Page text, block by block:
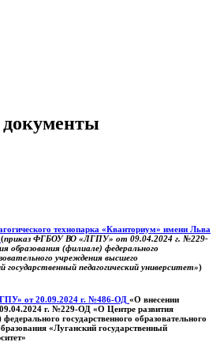
технопарка «Кванториум» имени Льва
(приказ ФГБОУ ВО «ЛГПУ» от 09.04.2024 г. №229-
образования (филиале) федерального
учреждения высшего
государственный педагогический университет»)
от 20.09.2024 г. №486-ОД «О внесении
09.04.2024 г. №229-ОД «О Центре развития
государственного образовательного
«Луганский государственный